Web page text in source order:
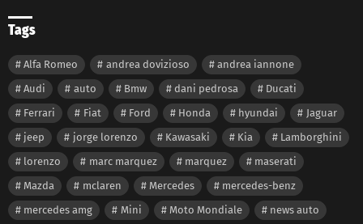
Tags
Alfa Romeo andrea dovizioso
andrea iannone
Audi
auto Bmw dani pedrosa
Ducati
Ferrari
Fiat Ford Honda hyundai
Jaguar
jeep
jorge lorenzo Kawasaki Kia
Lamborghini
lorenzo
marc marquez marquez
maserati
Mazda
mclaren Mercedes
mercedes-benz
mercedes amg
Mini Moto Mondiale
news auto